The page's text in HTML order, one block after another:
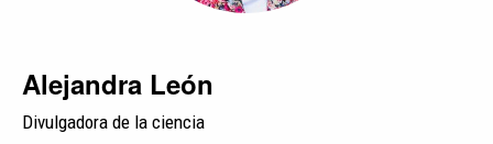
Alejandra León
Divulgadora de la ciencia